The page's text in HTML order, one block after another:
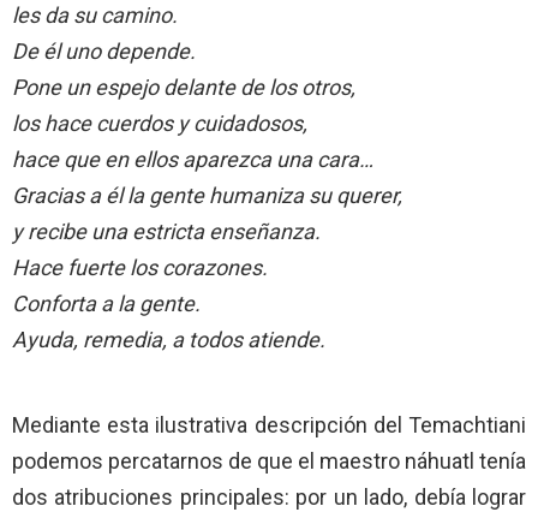
les da su camino.
De él uno depende.
Pone un espejo delante de los otros,
los hace cuerdos y cuidadosos,
hace que en ellos aparezca una cara…
Gracias a él la gente humaniza su querer,
y recibe una estricta enseñanza.
Hace fuerte los corazones.
Conforta a la gente.
Ayuda, remedia, a todos atiende.
Mediante esta ilustrativa descripción del Temachtiani
podemos percatarnos de que el maestro náhuatl tenía
dos atribuciones principales: por un lado, debía lograr